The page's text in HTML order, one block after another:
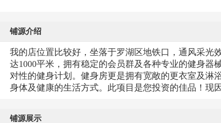
铺源介绍
我的店位置比较好，坐落于罗湖区地铁口，通风采光
达1000平米，拥有稳定的会员群及各种专业的健身
对性的健身计划。健身房更是拥有宽敞的更衣室及淋
身体及健康的生活方式。此项目是您投资的佳品！现
铺源展示